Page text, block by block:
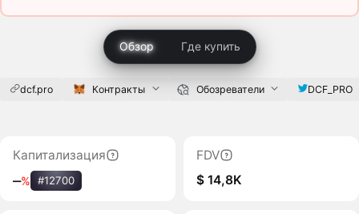
Обзор Где купить
dcf.pro Контракты Обозреватели DCF_PRO
Капитализация
‒% #12700
FDV
$ 14,8K